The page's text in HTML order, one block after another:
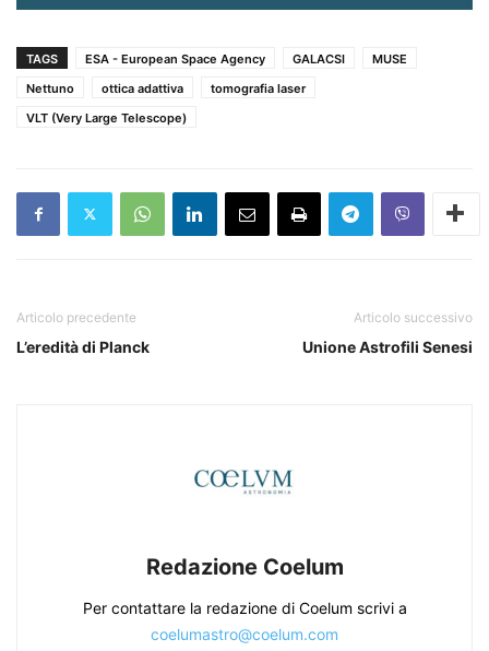
TAGS ESA - European Space Agency GALACSI
MUSE
Nettuno
ottica adattiva
tomografia laser
VLT (Very Large Telescope)
Articolo precedente
L’eredità di Planck
Articolo successivo
Unione Astrofili Senesi
Redazione Coelum
Per contattare la redazione di Coelum scrivi a
coelumastro@coelum.com